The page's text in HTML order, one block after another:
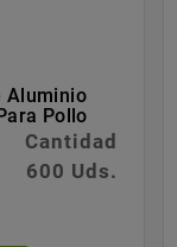
Aluminio
Pollo
Cantidad
600 Uds.